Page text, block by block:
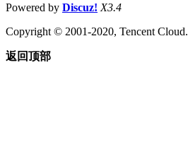
Powered by Discuz! X3.4
Copyright © 2001-2020, Tencent Cloud.
返回顶部